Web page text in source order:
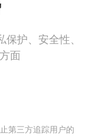
护、安全性、
面
第三方追踪用户的